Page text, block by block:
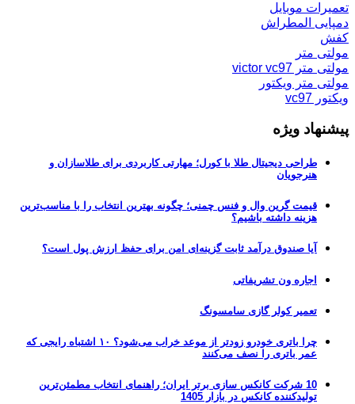
تعمیرات موبایل
دمپایی المطراش
کفش
مولتی متر
مولتی متر victor vc97
مولتی متر ویکتور
ویکتور vc97
پیشنهاد ویژه
طراحی دیجیتال طلا با کورل؛ مهارتی کاربردی برای طلاسازان و
هنرجویان
قیمت گرین وال و فنس چمنی؛ چگونه بهترین انتخاب را با مناسب‌ترین
هزینه داشته باشیم؟
آیا صندوق درآمد ثابت گزینه‌ای امن برای حفظ ارزش پول است؟
اجاره ون تشریفاتی
تعمیر کولر گازی سامسونگ
چرا باتری خودرو زودتر از موعد خراب می‌شود؟ ۱۰ اشتباه رایجی که
عمر باتری را نصف می‌کنند
10 شرکت کانکس سازی برتر ایران؛ راهنمای انتخاب مطمئن‌ترین
تولیدکننده کانکس در بازار 1405